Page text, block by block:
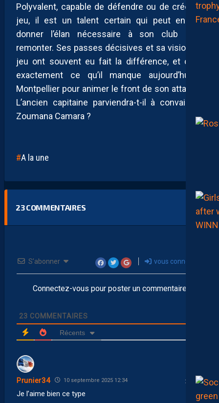
Polyvalent, capable de défendre ou de créer le
jeu, il est un talent certain qui peut encore
donner l’élan nécessaire à son club pour
remonter. Ses passes décisives et sa vision du
jeu ont souvent eu fait la différence, et c’est
exactement ce qu’il manque aujourd’hui à
Montpellier pour animer le front de son attaque.
L’ancien capitaine parviendra-t-il à convaincre
Zoumana Camara ?
A la une
23COMMENTAIRES
S’abonner vous connecter
Connectez-vous pour poster un commentaire
23 COMMENTAIRES
Récents
Prunier34 10 septembre 2025 12:34
Je l’aime bien ce type